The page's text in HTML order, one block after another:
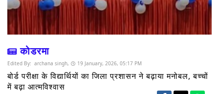
कोडरमा
Edited By: archana singh, 19 January, 2026, 05:17 PM
बोर्ड परीक्षा के विद्यार्थियों का जिला प्रशासन ने बढ़ाया मनोबल, बच्चों
में बढ़ा आत्मविश्वास